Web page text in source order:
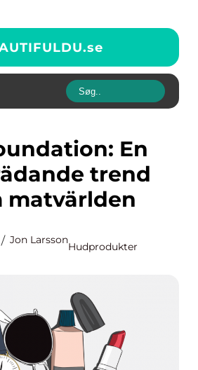
se
trend
matvärlden
Jon Larsson
Hudprodukter